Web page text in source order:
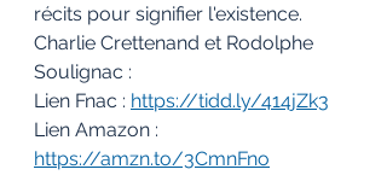
récits pour signifier l'existence.
Charlie Crettenand et Rodolphe
Soulignac :
Lien Fnac : https://tidd.ly/414jZk3
Lien Amazon :
https://amzn.to/3CmnFno